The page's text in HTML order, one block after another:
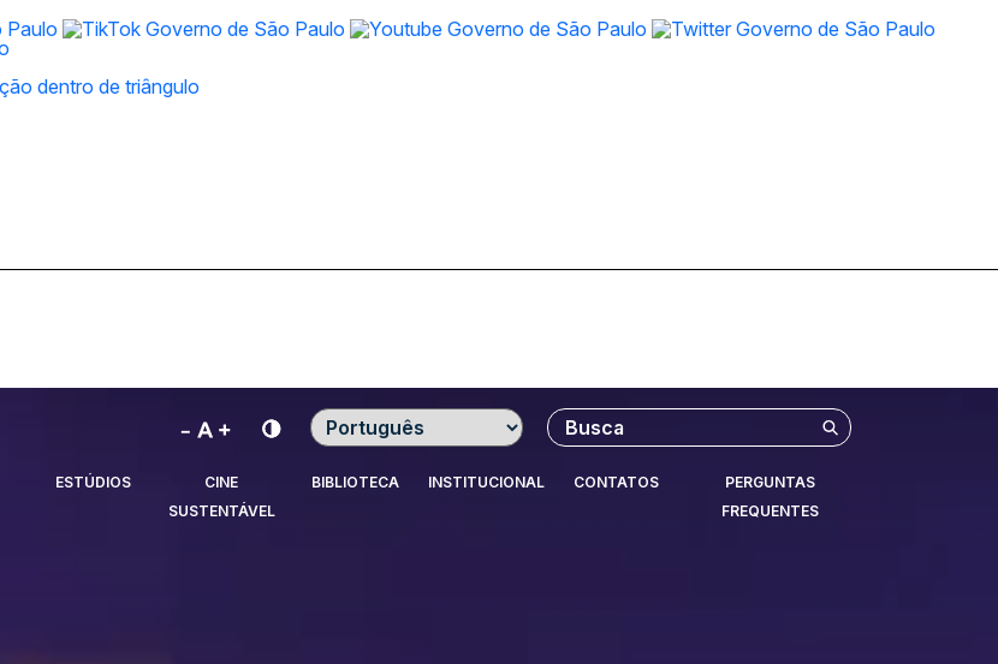
Contraste Buscar
ESTÚDIOS
CINE
SUSTENTÁVEL
BIBLIOTECA INSTITUCIONAL CONTATOS
PERGUNTAS
FREQUENTES